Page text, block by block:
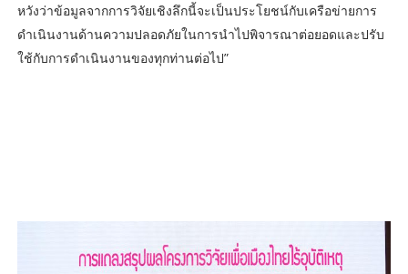
หวังว่าข้อมูลจากการวิจัยเชิงลึกนี้จะเป็นประโยชน์กับเครือข่ายการ
ดำเนินงานด้านความปลอดภัยในการนำไปพิจารณาต่อยอดและปรับ
ใช้กับการดำเนินงานของทุกท่านต่อไป”